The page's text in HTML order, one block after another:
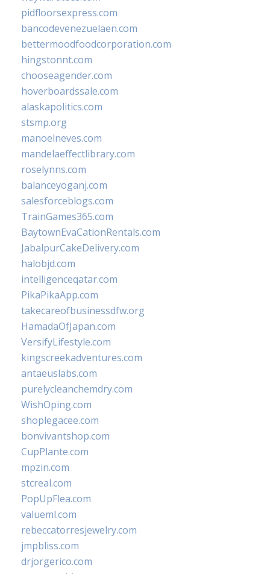
pidfloorsexpress.com
bancodevenezuelaen.com
bettermoodfoodcorporation.com
hingstonnt.com
chooseagender.com
hoverboardssale.com
alaskapolitics.com
stsmp.org
manoelneves.com
mandelaeffectlibrary.com
roselynns.com
balanceyoganj.com
salesforceblogs.com
TrainGames365.com
BaytownEvaCationRentals.com
JabalpurCakeDelivery.com
halobjd.com
intelligenceqatar.com
PikaPikaApp.com
takecareofbusinessdfw.org
HamadaOfJapan.com
VersifyLifestyle.com
kingscreekadventures.com
antaeuslabs.com
purelycleanchemdry.com
WishOping.com
shoplegacee.com
bonvivantshop.com
CupPlante.com
mpzin.com
stcreal.com
PopUpFlea.com
valueml.com
rebeccatorresjewelry.com
jmpbliss.com
drjorgerico.com